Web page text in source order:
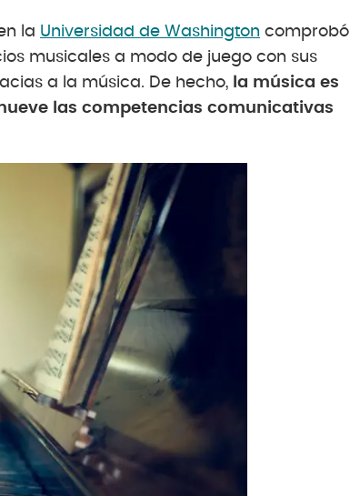
la Universidad de Washington comprobó
musicales a modo de juego con sus
a la música. De hecho, la música es
las competencias comunicativas